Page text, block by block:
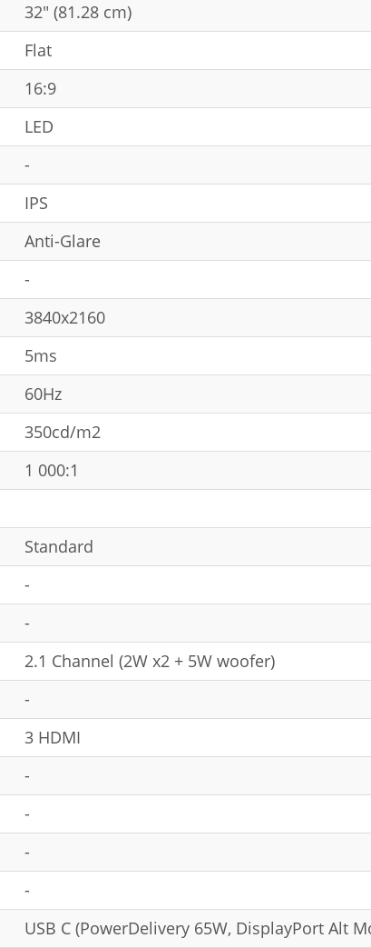
32" (81.28 cm)
Flat
16:9
LED
-
IPS
Anti-Glare
-
3840x2160
5ms
60Hz
350cd/m2
1 000:1
Standard
-
-
2.1 Channel (2W x2 + 5W woofer)
-
3 HDMI
-
-
-
-
USB C (PowerDelivery 65W, DisplayPort Alt